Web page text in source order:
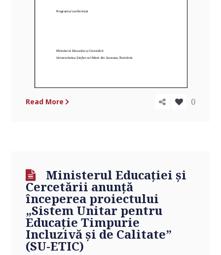
Read More 0
Ministerul Educației și
Cercetării anunță
începerea proiectului
„Sistem Unitar pentru
Educație Timpurie
Incluzivă și de Calitate”
(SU-ETIC)